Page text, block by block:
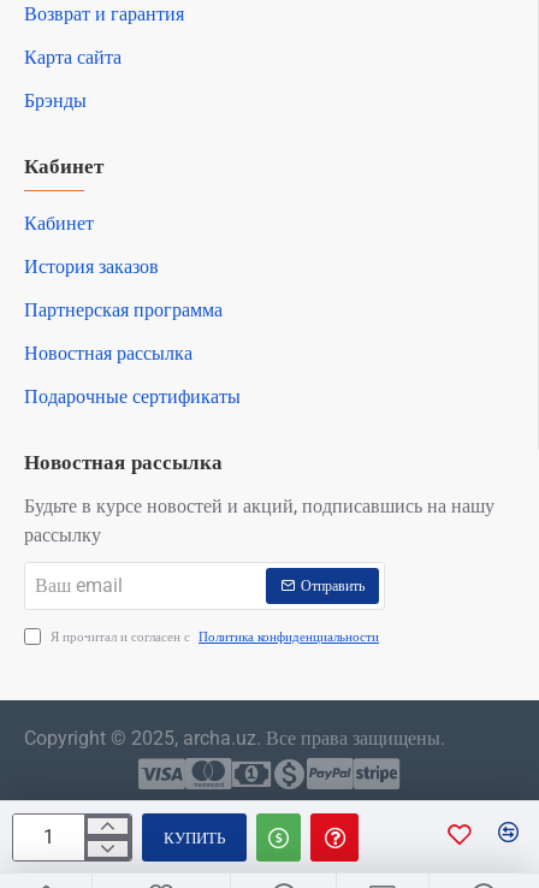
КУПИТЬ
Возврат и гарантия
Карта сайта
Брэнды
Кабинет
Кабинет
История заказов
Партнерская программа
Новостная рассылка
Подарочные сертификаты
Новостная рассылка
Будьте в курсе новостей и акций, подписавшись на нашу
рассылку
email
Отправить
Я прочитал и согласен с Политика конфиденциальности
Copyright © 2025, archa.uz. Все права защищены.